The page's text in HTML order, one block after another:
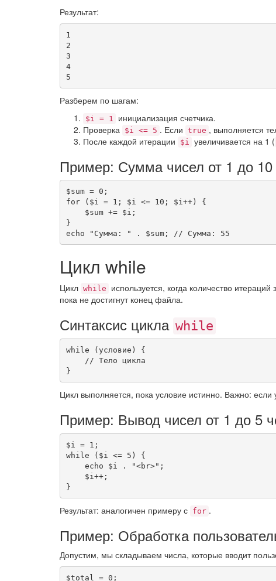
Результат:
1
2
3
4
5
Разберем по шагам:
$i = 1
инициализация счетчика.
Проверка $i <= 5 . Если true , выполняется
После каждой итерации
$i увеличивается на 1 (
Пример: Сумма чисел от 1 до 10
$sum = 0 ;
for
( $i = 1 ; $i <= 10 ; $i ++)
{
$sum += $i ;
}
echo
"Сумма: " . $sum; // Сумма: 55
Цикл while
Цикл while
используется, когда количество
пока не достигнут конец файла.
Синтаксис цикла while
while (условие )
{
// Тело цикла
}
Цикл выполняется, пока условие истинно. Важно: если
Пример: Вывод чисел от 1 до 5
$i = 1 ;
while
( $i <= 5 )
{
echo
$i . "<br>" ;
$i ++;
}
Результат: аналогичен примеру с for .
Пример: Обработка
Допустим, мы складываем числа, которые вводит
$total = 0 ;